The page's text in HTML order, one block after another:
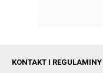
KONTAKT I REGULAMINY